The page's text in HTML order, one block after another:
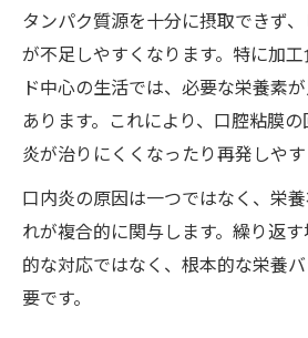
タンパク質源を十分に摂取できず
が不足しやすくなります。特に加
ド中心の生活では、必要な栄養素
あります。これにより、口腔粘膜
炎が治りにくくなったり再発しやす
口内炎の原因は一つではなく、栄
れが複合的に関与します。繰り返
的な対応ではなく、根本的な栄養
要です。